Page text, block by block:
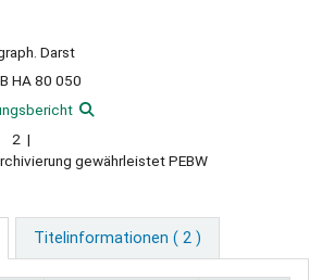
Darst
HA 80 050
2
gewährleistet PEBW
Titelinformationen ( 2 )